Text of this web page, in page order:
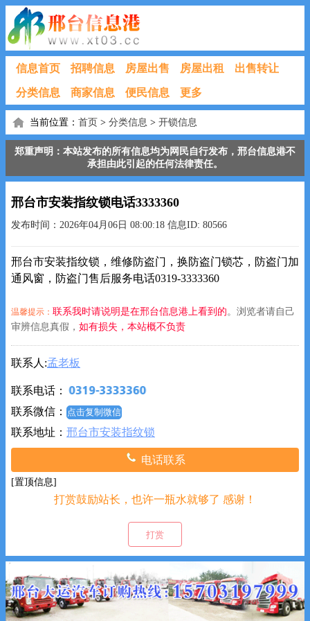
信息首页 招聘信息 房屋出售 房屋出租 出售转让
分类信息 商家信息 便民信息 更多
当前位置： 首页 > 分类信息 > 开锁信息
郑重声明：本站发布的所有信息均为网民自行发布，邢台信息港不
承担由此引起的任何法律责任。
邢台市安装指纹锁电话3333360
发布时间：2026年04月06日 08:00:18 信息ID: 80566
邢台市安装指纹锁，维修防盗门，换防盗门锁芯，防盗门加
通风窗，防盗门售后服务电话0319-3333360
温馨提示： 联系我时请说明是在邢台信息港上看到的。浏览者请自己
审辨信息真假， 如有损失，本站概不负责
联系人:孟老板
联系电话：
联系微信： 点击复制微信
联系地址： 邢台市安装指纹锁
电话联系
[置顶信息]
打赏鼓励站长，也许一瓶水就够了 感谢！
打赏